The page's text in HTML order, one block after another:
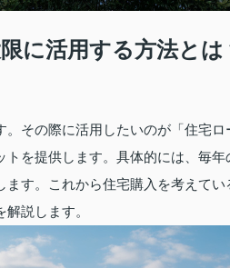
に活用する方法とは
その際に活用したいのが「住宅
を提供します。具体的には、毎
す。これから住宅購入を考えて
説します。